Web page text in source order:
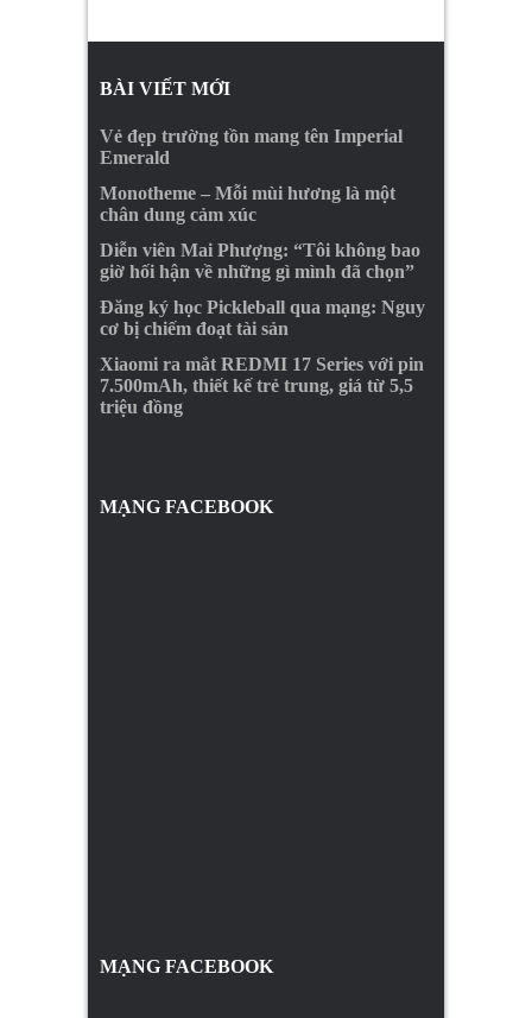
BÀI VIẾT MỚI
Vẻ đẹp trường tồn mang tên Imperial
Emerald
Monotheme – Mỗi mùi hương là một
chân dung cảm xúc
Diễn viên Mai Phượng: “Tôi không bao
giờ hối hận về những gì mình đã chọn”
Đăng ký học Pickleball qua mạng: Nguy
cơ bị chiếm đoạt tài sản
Xiaomi ra mắt REDMI 17 Series với pin
7.500mAh, thiết kế trẻ trung, giá từ 5,5
triệu đồng
MẠNG FACEBOOK
MẠNG FACEBOOK